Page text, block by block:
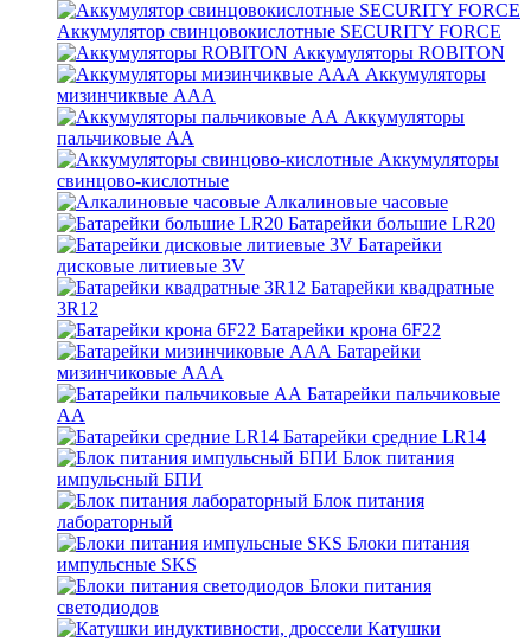
Аккумулятор свинцовокислотные SECURITY FORCE
Аккумуляторы ROBITON
Аккумуляторы
мизинчиквые ААА
Аккумуляторы
пальчиковые АА
Аккумуляторы
свинцово-кислотные
Алкалиновые часовые
Батарейки большие LR20
Батарейки
дисковые литиевые 3V
Батарейки квадратные
3R12
Батарейки крона 6F22
Батарейки
мизинчиковые ААА
Батарейки пальчиковые
АА
Батарейки средние LR14
Блок питания
импульсный БПИ
Блок питания
лабораторный
Блоки питания
импульсные SKS
Блоки питания
светодиодов
Катушки